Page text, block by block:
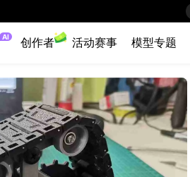
AI 创作者 活动赛事 模型专题